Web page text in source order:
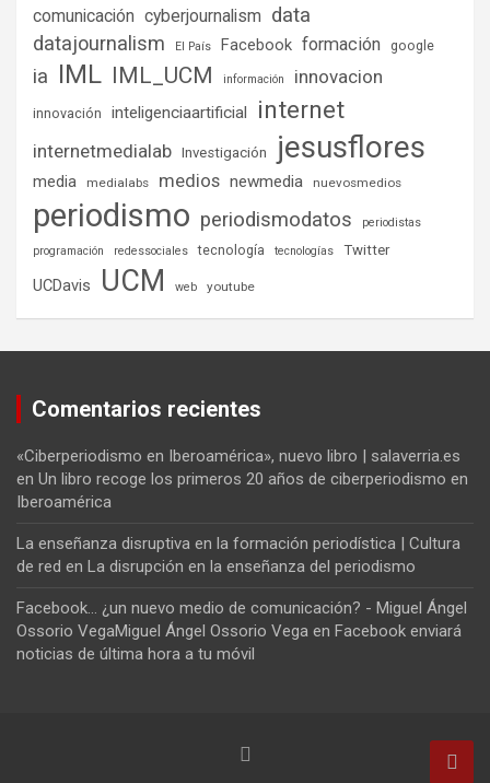
comunicación cyberjournalism data
datajournalism El País Facebook formación google
ia IML IML_UCM información innovacion
innovación inteligenciaartificial internet
internetmedialab Investigación jesusflores
media medialabs medios newmedia nuevosmedios
periodismo periodismodatos
periodistas
programación
redessociales tecnología tecnologías Twitter
UCDavis UCM web youtube
Comentarios recientes
«Ciberperiodismo en Iberoamérica», nuevo libro | salaverria.es
en Un libro recoge los primeros 20 años de ciberperiodismo en
Iberoamérica
La enseñanza disruptiva en la formación periodística | Cultura
de red en La disrupción en la enseñanza del periodismo
Facebook... ¿un nuevo medio de comunicación? - Miguel Ángel
Ossorio VegaMiguel Ángel Ossorio Vega en Facebook enviará
noticias de última hora a tu móvil